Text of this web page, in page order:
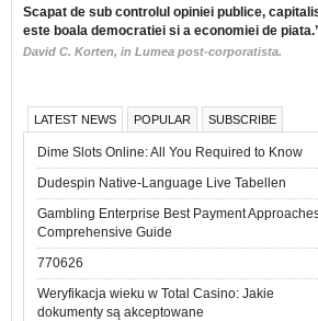
Scapat de sub controlul opiniei publice,
este boala democratiei si a economiei de
David C. Korten, in Lumea post-corporatista.
LATEST NEWS POPULAR SUBSCRIBE
Dime Slots Online: All You Required to Know
Dudespin Native-Language Live Tabellen
Gambling Enterprise Best Payment
Comprehensive Guide
770626
Weryfikacja wieku w Total Casino: Jakie
dokumenty są akceptowane